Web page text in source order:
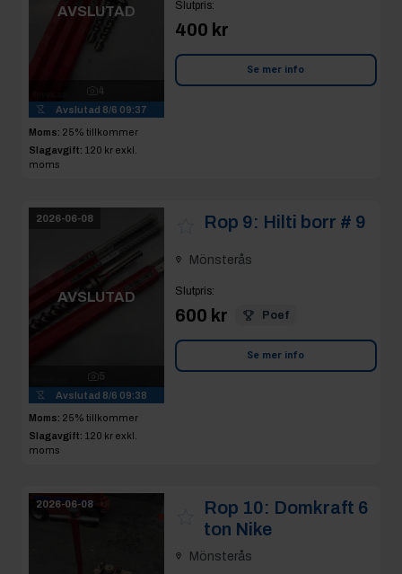
AVSLUTAD
Avslutad 8/6 09:37
Moms: 25% tillkommer
Slagavgift: 120 kr exkl.
moms
Slutpris:
400 kr
Se mer info
2026-06-08
AVSLUTAD
5
Avslutad 8/6 09:38
Moms: 25% tillkommer
Slagavgift: 120 kr exkl.
moms
Rop 9: Hilti borr # 9
Mönsterås
Slutpris:
600 kr Poef
Se mer info
2026-06-08 Rop 10: Domkraft 6
ton Nike
Mönsterås